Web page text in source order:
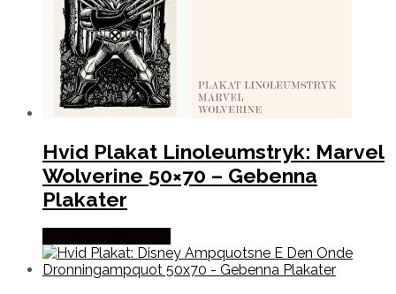
Hvid Plakat Linoleumstryk: Marvel
Wolverine 50×70 – Gebenna
Plakater